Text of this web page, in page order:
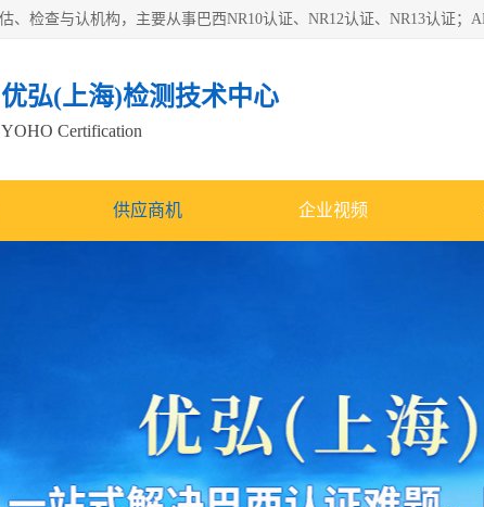
优弘(上海)检测技术中心
YOHO Certification
供应商机 企业视频